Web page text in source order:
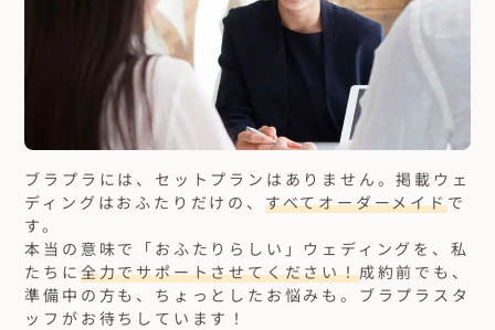
ブラプラには、セットプランはありません。掲載ウェ
ディングはおふたりだけの、 すべてオーダーメイドで
す。
本当の意味で「おふたりらしい」ウェディングを、私
たちに 全力でサポートさせてください！成約前でも、
準備中の方も、ちょっとしたお悩みも。ブラプラスタ
ッフがお待ちしています！